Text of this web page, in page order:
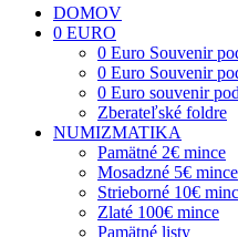
DOMOV
0 EURO
0 Euro Souvenir
0 Euro Souvenir
0 Euro souvenir
Zberateľské foldre
NUMIZMATIKA
Pamätné 2€ mince
Mosadzné 5€ mince
Strieborné 10€
Zlaté 100€ mince
Pamätné listy